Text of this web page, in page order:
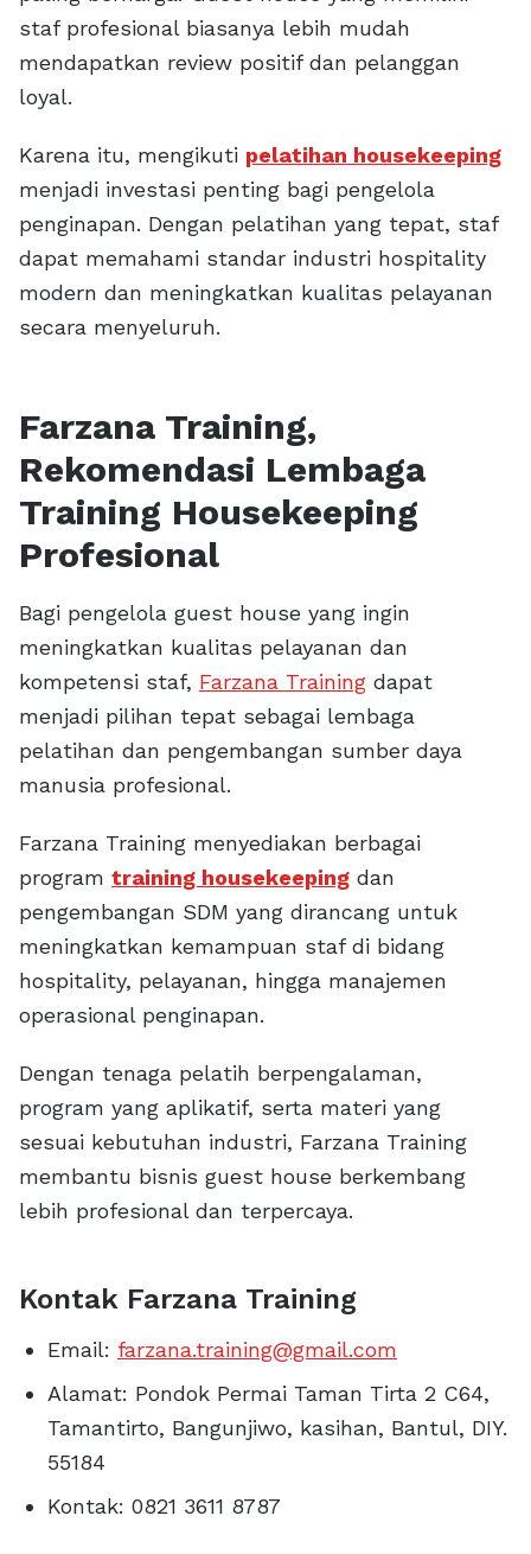
staf profesional biasanya lebih mudah
mendapatkan review positif dan pelanggan
loyal.
Karena itu, mengikuti pelatihan housekeeping
menjadi investasi penting bagi pengelola
penginapan. Dengan pelatihan yang tepat, staf
dapat memahami standar industri hospitality
modern dan meningkatkan kualitas pelayanan
secara menyeluruh.
Farzana Training,
Rekomendasi Lembaga
Training Housekeeping
Profesional
Bagi pengelola guest house yang ingin
meningkatkan kualitas pelayanan dan
kompetensi staf, Farzana Training dapat
menjadi pilihan tepat sebagai lembaga
pelatihan dan pengembangan sumber daya
manusia profesional.
Farzana Training menyediakan berbagai
program training housekeeping dan
pengembangan SDM yang dirancang untuk
meningkatkan kemampuan staf di bidang
hospitality, pelayanan, hingga manajemen
operasional penginapan.
Dengan tenaga pelatih berpengalaman,
program yang aplikatif, serta materi yang
sesuai kebutuhan industri, Farzana Training
membantu bisnis guest house berkembang
lebih profesional dan terpercaya.
Kontak Farzana Training
Email: farzana.training@gmail.com
Alamat: Pondok Permai Taman Tirta 2 C64,
Tamantirto, Bangunjiwo, kasihan, Bantul, DIY.
55184
Kontak: 0821 3611 8787